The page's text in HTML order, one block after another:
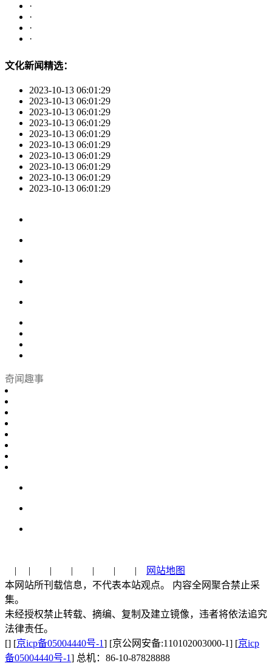
·
·
·
·
文化新闻精选：
2023-10-13 06:01:29
2023-10-13 06:01:29
2023-10-13 06:01:29
2023-10-13 06:01:29
2023-10-13 06:01:29
2023-10-13 06:01:29
2023-10-13 06:01:29
2023-10-13 06:01:29
2023-10-13 06:01:29
2023-10-13 06:01:29
奇闻趣事
| | | | | | |
网站地图
本网站所刊载信息，不代表本站观点。 内容全网聚合禁止采
集。
未经授权禁止转载、摘编、复制及建立镜像，违者将依法追究
法律责任。
[] [京icp备05004440号-1] [京公网安备:110102003000-1] [京icp
备05004440号-1] 总机：86-10-87828888